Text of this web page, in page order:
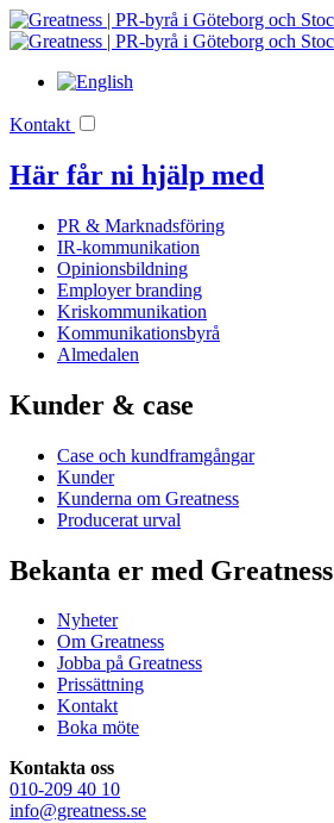
Kontakt
Här får ni hjälp med
PR & Marknadsföring
IR-kommunikation
Opinionsbildning
Employer branding
Kriskommunikation
Kommunikationsbyrå
Almedalen
Kunder & case
Case och kundframgångar
Kunder
Kunderna om Greatness
Producerat urval
Bekanta er med Greatness
Nyheter
Om Greatness
Jobba på Greatness
Prissättning
Kontakt
Boka möte
Kontakta oss
010-209 40 10
info@greatness.se